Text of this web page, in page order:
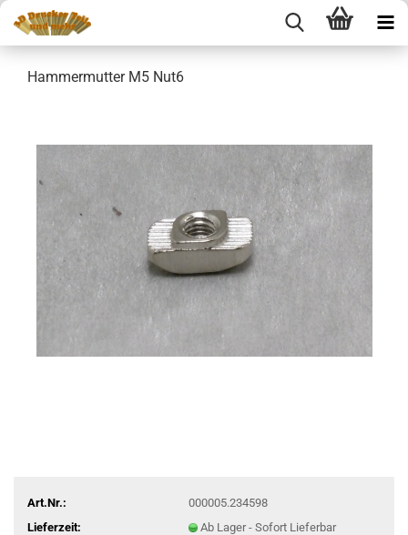
Hammermutter M5 Nut6
Art.Nr.:
000005.234598
Lieferzeit:
Ab Lager - Sofort Lieferbar